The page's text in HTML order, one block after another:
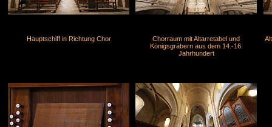
Hauptschiff in Richtung Chor
Chorraum mit Altarretabel und
Königsgräbern aus dem 14.-16.
Jahrhundert